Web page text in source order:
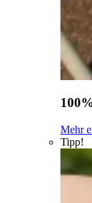
Mehr
Tipp!